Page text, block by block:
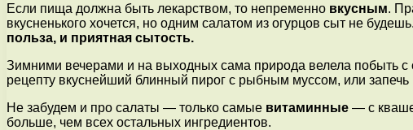
Если пища должна быть лекарством, то непременно вкусным.
вкусненького хочется, но одним салатом из огурцов сыт не
польза, и приятная сытость.
Зимними вечерами и на выходных сама природа велела побыть
рецепту вкуснейший блинный пирог с рыбным муссом, или
Не забудем и про салаты — только самые витаминные — с
больше, чем всех остальных ингредиентов.